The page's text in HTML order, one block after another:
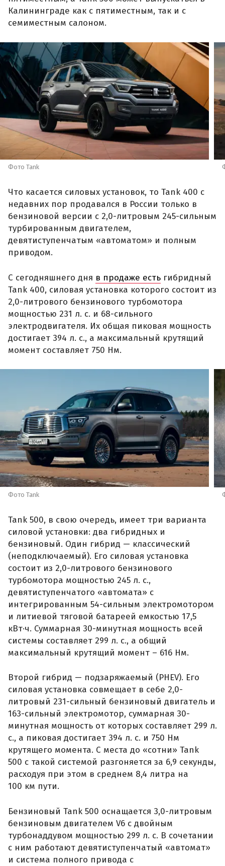
Калининграде как с пятиместным, так и с
семиместным салоном.
Фото Tank
Что касается силовых установок, то Tank 400 с
недавних пор продавался в России только в
бензиновой версии с 2,0-литровым 245-сильным
турбированным двигателем,
девятиступенчатым «автоматом» и полным
приводом.
С сегодняшнего дня в продаже есть гибридный
Tank 400, силовая установка которого состоит из
2,0-литрового бензинового турбомотора
мощностью 231 л. с. и 68-сильного
электродвигателя. Их общая пиковая мощность
достигает 394 л. с., а максимальный крутящий
момент составляет 750 Нм.
Фото Tank
Tank 500, в свою очередь, имеет три варианта
силовой установки: два гибридных и
бензиновый. Один гибрид — классический
(неподключаемый). Его силовая установка
состоит из 2,0-литрового бензинового
турбомотора мощностью 245 л. с.,
девятиступенчатого «автомата» с
интегрированным 54-сильным электромотором
и литиевой тяговой батареей емкостью 17,5
кВт·ч. Суммарная 30-минутная мощность всей
системы составляет 299 л. с., а общий
максимальный крутящий момент – 616 Нм.
Второй гибрид — подзаряжаемый (PHEV). Его
силовая установка совмещает в себе 2,0-
литровый 231-сильный бензиновый двигатель и
163-сильный электромотор, суммарная 30-
минутная мощность от которых составляет 299 л.
с., а пиковая достигает 394 л. с. и 750 Нм
крутящего момента. С места до «сотни» Tank
500 с такой системой разгоняется за 6,9 секунды,
расходуя при этом в среднем 8,4 литра на
100 км пути.
Бензиновый Tank 500 оснащается 3,0-литровым
бензиновым двигателем V6 с двойным
турбонаддувом мощностью 299 л. с. В сочетании
с ним работают девятиступенчатый «автомат»
и система полного привода с